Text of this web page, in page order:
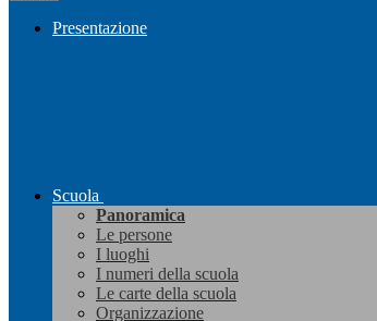
Presentazione
Scuola
Panoramica
Le persone
I luoghi
I numeri della scuola
Le carte della scuola
Organizzazione